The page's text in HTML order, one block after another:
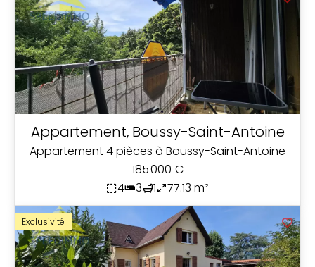
Appartement, Boussy-Saint-Antoine
Appartement 4 pièces à Boussy-Saint-Antoine
185 000 €
4
3 1 77.13 m²
Exclusivité